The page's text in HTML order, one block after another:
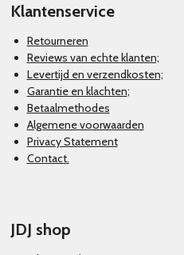
Klantenservice
Retourneren
Reviews van echte klanten;
Levertijd en verzendkosten;
Garantie en klachten;
Betaalmethodes
Algemene voorwaarden
Privacy Statement
Contact.
JDJ shop